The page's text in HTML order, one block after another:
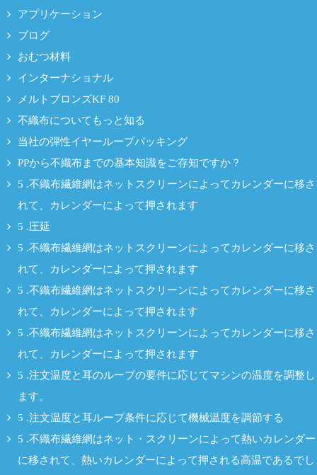
アプリケーション
ブログ
おむつ材料
インターナショナル
メルトブロンズKF 80
不織布についてもっと知る
当社の弾性イヤーループパッキング
PPから不織布までの基本知識をご存知ですか？
5 .不織布繊維網はネットスクリーンによってカレンダーに移さ
れて、カレンダーによって押されます
5 .圧延
5 .不織布繊維網はネットスクリーンによってカレンダーに移さ
れて、カレンダーによって押されます
5 .不織布繊維網はネットスクリーンによってカレンダーに移さ
れて、カレンダーによって押されます
5 .不織布繊維網はネットスクリーンによってカレンダーに移さ
れて、カレンダーによって押されます
5 .注文温度と耳のループの要件に応じてマシンの温度を調整し
ます。
5 .注文温度と耳ループ条件に応じて機械温度を調節する
5 .不織布繊維網はネット・スクリーンによって熱いカレンダー
に移されて、熱いカレンダーによって押される高温であるでし